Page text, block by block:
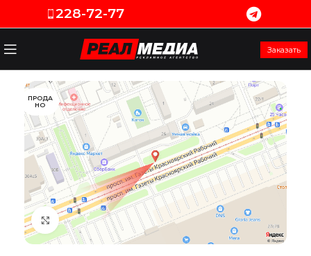
228-72-77
Заказать
ПРОДА
НО
Увеличить